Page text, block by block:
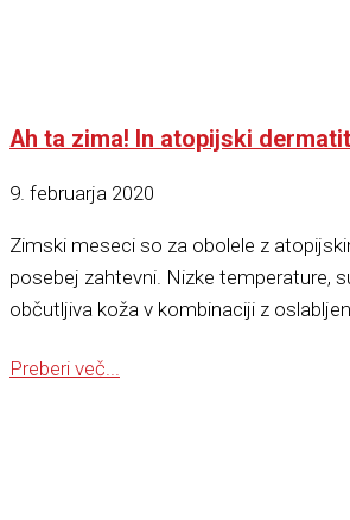
Ah ta zima! In atopijski
9. februarja 2020
Zimski meseci so za obolele z
posebej zahtevni. Nizke temperature,
občutljiva koža v kombinaciji z
Preberi več...